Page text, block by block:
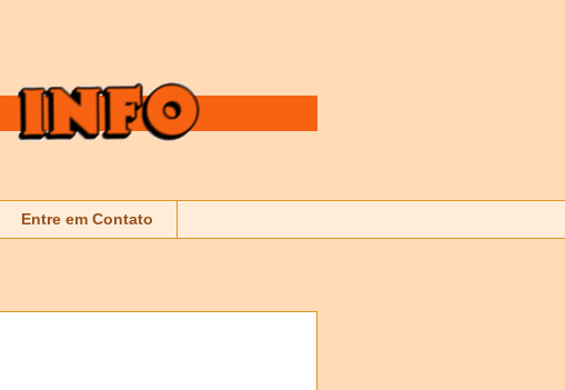
Entre em Contato